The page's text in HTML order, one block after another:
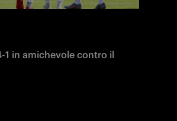
1 in amichevole contro il